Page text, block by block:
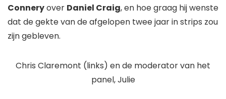
Conneryover Daniel Craig, en hoe graag hij wenste
dat de gekte van de afgelopen twee jaar in strips zou
zijn gebleven.
Chris Claremont (links) en de moderator van het
panel, Julie